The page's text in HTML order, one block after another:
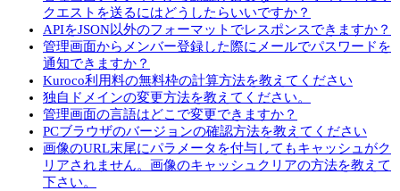
クエストを送るにはどうしたらいいですか？
APIをJSON以外のフォーマットでレスポンスできますか？
管理画面からメンバー登録した際にメールでパスワードを
通知できますか？
Kuroco利用料の無料枠の計算方法を教えてください
独自ドメインの変更方法を教えてください。
管理画面の言語はどこで変更できますか？
PCブラウザのバージョンの確認方法を教えてください
画像のURL末尾にパラメータを付与してもキャッシュがク
リアされません。画像のキャッシュクリアの方法を教えて
下さい。